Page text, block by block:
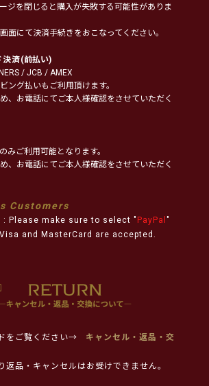
ジを閉じると購入が失敗する可能性がありま
面にて決済手続きをおこなってください。
決済(前払い)
/ JCB / AMEX
ング払いもご利用頂けます。
、お電話にてご本人様確認をさせていただく
みご利用可能となります。
、お電話にてご本人様確認をさせていただく
Customers
: Please make sure to select " PayPal "
and MasterCard are accepted.
をご覧ください→
キャンセル・返品・交
品・キャンセルはお受けできません。